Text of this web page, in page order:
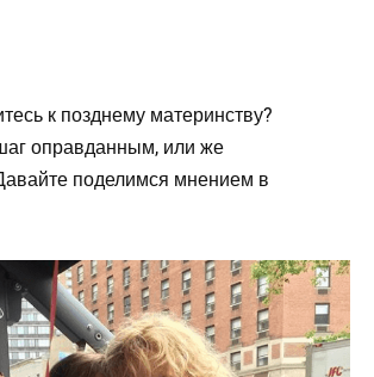
к позднему материнству?
оправданным, или же
поделимся мнением в